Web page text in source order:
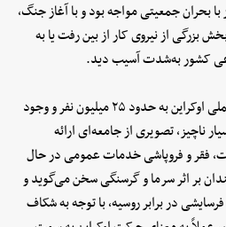
بحران جمعیتی مواجه بود و با آغاز جنگ،
بزرگی از نیروی کار از بین رفت یا به
کشور به‌شدت آسیب دید.
مندل با اشاره به کاهش جمعیت عملی اوکراین به حدود ۲۵ میلیون نفر و وجود
ناچیز، تصویری از جامعه‌ای ارائه
فقر و فروپاشی خدمات عمومی در حال
بر اثر سرما و گرسنگی سخن می‌گوید و
در برابر روسیه، با توجه به شکاف